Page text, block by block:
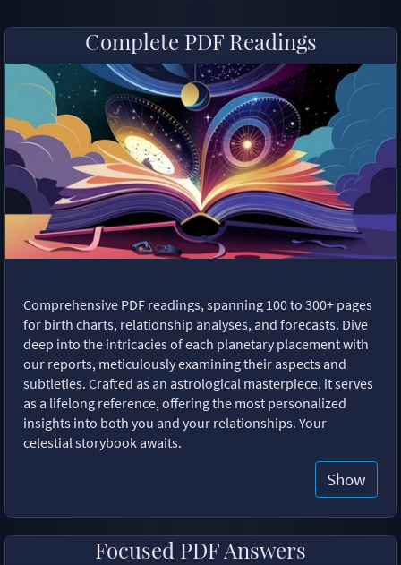
Complete PDF Readings
Comprehensive PDF readings, spanning 100 to 300+ pages
for birth charts, relationship analyses, and forecasts. Dive
deep into the intricacies of each planetary placement with
our reports, meticulously examining their aspects and
subtleties. Crafted as an astrological masterpiece, it serves
as a lifelong reference, offering the most personalized
insights into both you and your relationships. Your
celestial storybook awaits.
Show
Focused PDF Answers